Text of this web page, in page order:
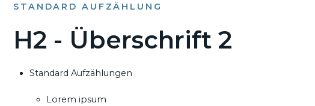
STANDARD AUFZÄHLUNG
H2 - Überschrift 2
Standard Aufzählungen
Lorem ipsum